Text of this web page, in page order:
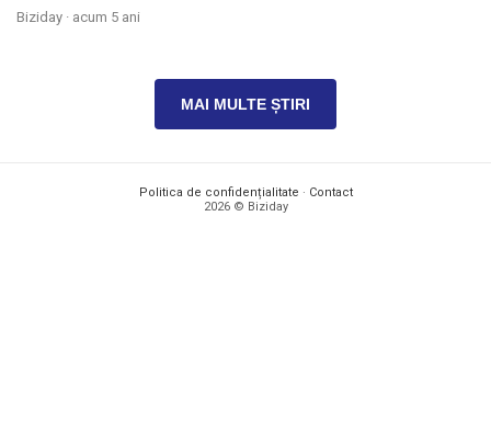
Biziday · acum 5 ani
MAI MULTE ȘTIRI
Politica de confidențialitate · Contact
2026 © Biziday